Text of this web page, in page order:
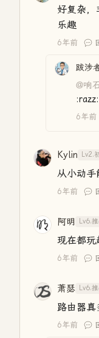
好复杂，
乐趣
6年前
跋涉
@响
:razz:
6年前
Kylin Lv2.
从小动
6年前
阿明 Lv6.
现在都玩
6年前
萧瑟 Lv6.
路由器
6年前